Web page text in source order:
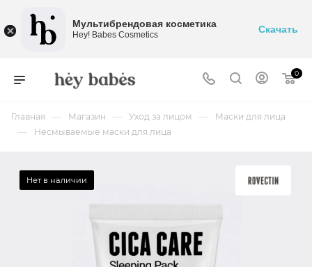
0
Главная — Магазин — Уход за лицом — Маски для лица
— Несмываемые маски для лица
Нет в наличии
Мультибрендовая косметика
Hey! Babes Cosmetics Скачать